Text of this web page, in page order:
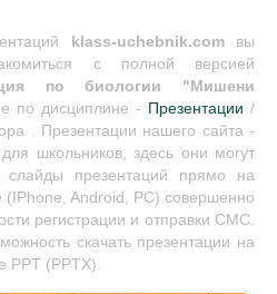
klass-uchebnik.comвы
с полной версией
по биологии "Мишени
по дисциплине - Презентации /
. Презентации нашего сайта -
школьников, здесь они могут
слайды презентаций прямо на
(IPhone, Android, PC) совершенно
регистрации и отправки СМС.
скачать презентации на
PPT (PPTX).